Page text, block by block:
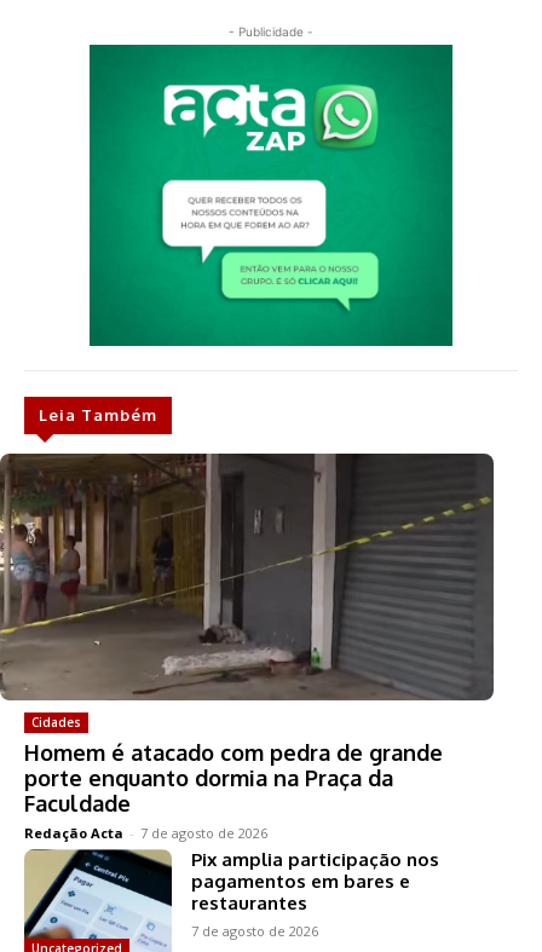
- Publicidade -
Leia Também
Cidades
Homem é atacado com pedra de grande
porte enquanto dormia na Praça da
Faculdade
Redação Acta - 7 de agosto de 2026
Pix amplia participação nos
pagamentos em bares e
restaurantes
7 de agosto de 2026